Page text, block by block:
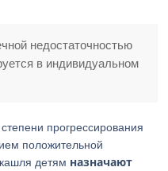
недостаточностью
в индивидуальном
прогрессирования
положительной
детям назначают